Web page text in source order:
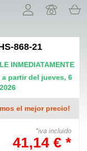
868-21
INMEDIATAMENTE
a partir del jueves, 6
el mejor precio!
*iva incluido
41,14 € *